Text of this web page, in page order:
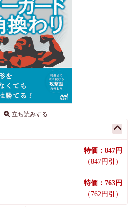
立ち読みする
特価：847円
（847円引）
特価：763円
（762円引）